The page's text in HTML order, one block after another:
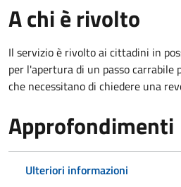
A chi è rivolto
Il servizio è rivolto ai cittadini in
per l'apertura di un passo
che necessitano di chiedere una
Approfondimenti
Ulteriori informazioni